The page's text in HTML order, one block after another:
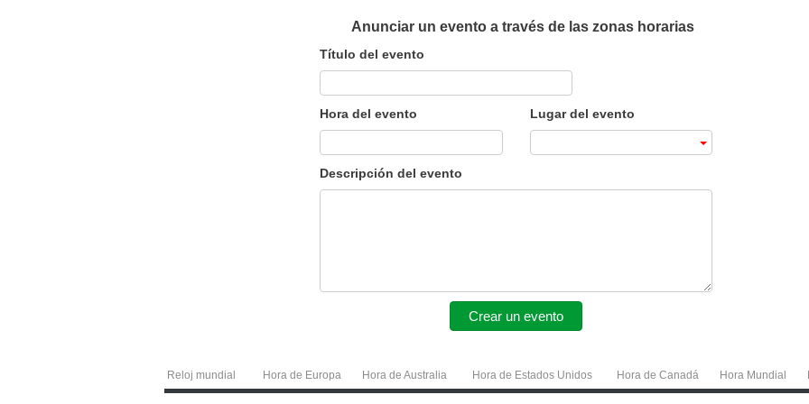
Anunciar un evento a través de las zonas horarias
Título del evento
Hora del evento Lugar del evento
Descripción del evento
Crear un evento
Reloj mundial Hora de Europa Hora de Australia Hora de Estados Unidos Hora de Canadá Hora Mundial